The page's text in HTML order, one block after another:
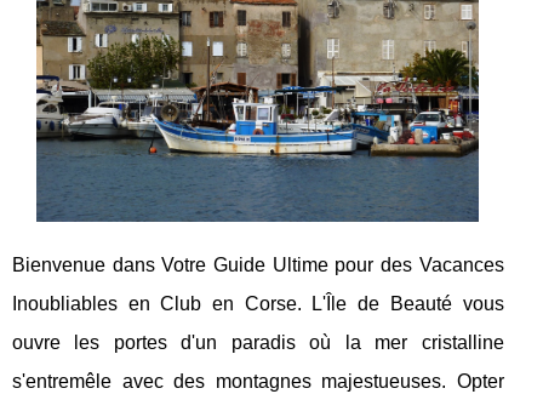
Bienvenue dans Votre Guide Ultime pour des Vacances
Inoubliables en Club en Corse. L'Île de Beauté vous
ouvre les portes d'un paradis où la mer cristalline
s'entremêle avec des montagnes majestueuses. Opter